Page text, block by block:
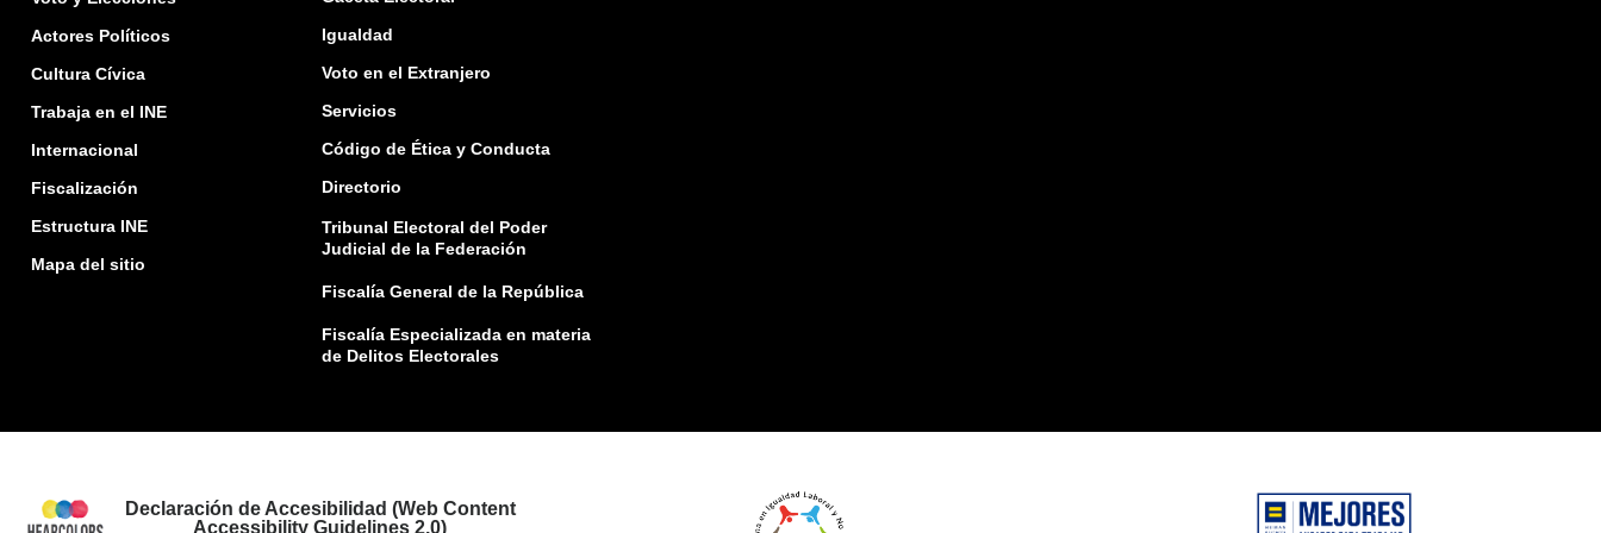
Actores Políticos
Cultura Cívica
Trabaja en el INE
Internacional
Fiscalización
Estructura INE
Mapa del sitio
Igualdad
Voto en el Extranjero
Servicios
Código de Ética y Conducta
Directorio
Tribunal Electoral del Poder
Judicial de la Federación
Fiscalía General de la República
Fiscalía Especializada en materia
de Delitos Electorales
Declaración de Accesibilidad (Web Content
Accessibility Guidelines 2.0)